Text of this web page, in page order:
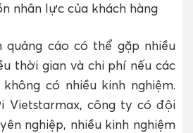
nhân lực của khách hàng
quảng cáo có thể gặp nhiều
thời gian và chi phí nếu các
có nhiều kinh nghiệm.
Vietstarmax, công ty có đội
nghiệp, nhiều kinh nghiệm